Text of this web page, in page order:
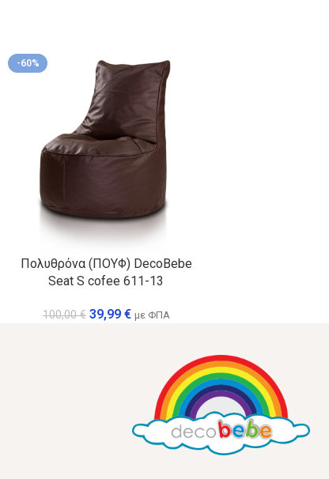
-60%
Πολυθρόνα (ΠΟΥΦ) DecoBebe
Seat S cofee 611-13
100,00€ 39,99 € με ΦΠΑ